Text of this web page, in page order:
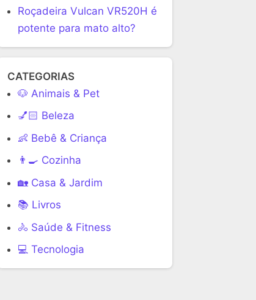
Roçadeira Vulcan VR520H é
potente para mato alto?
CATEGORIAS
🐶 Animais & Pet
💅🏻 Beleza
👶 Bebê & Criança
👨‍🍳 Cozinha
🏡 Casa & Jardim
📚 Livros
🚴 Saúde & Fitness
‍💻 Tecnologia